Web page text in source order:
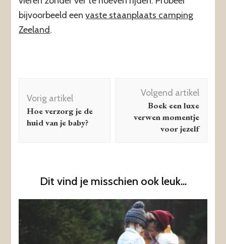
bijvoorbeeld eenvaste staanplaats camping
Zeeland.
Vorig artikel
Hoe verzorg je de
huid van je baby?
Volgend artikel
Boek een luxe
verwen momentje
voor jezelf
Dit vind je misschien ook leuk...